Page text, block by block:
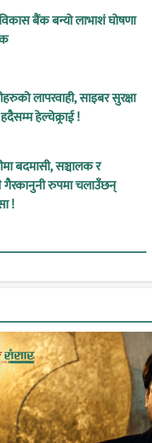
बैंक बन्यो लाभाशं घोषणा
लापरवाही, साइबर सुरक्षा
र सुशासनमा हदैसम्म हेल्चेक्र्राई !
बदमासी, सञ्चालक र
रुपमा चलाउँछन्
!